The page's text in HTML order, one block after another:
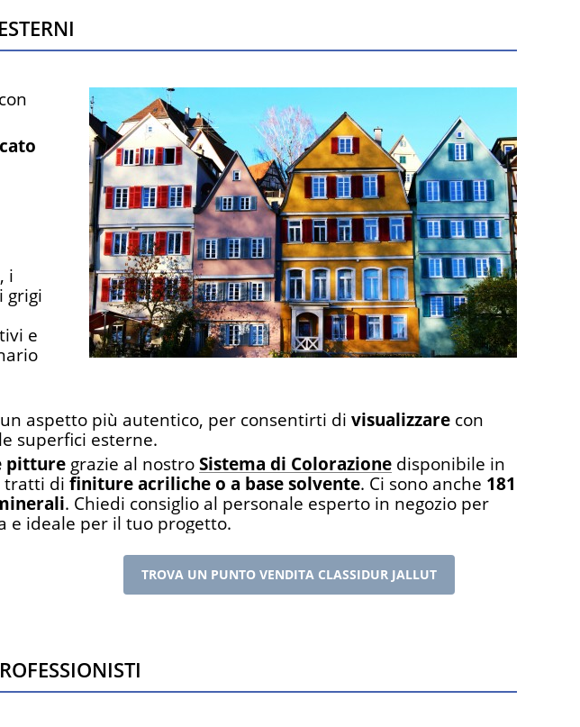
i
grigi
e
aspetto più autentico, per consentirti di visualizzare con
superfici esterne.
pitture grazie al nostroSistema di Colorazione disponibile in
tratti di finiture acriliche o a base solvente. Ci sono anche 181
. Chiedi consiglio al personale esperto in negozio per
e ideale per il tuo progetto.
TROVA UN PUNTO VENDITA CLASSIDUR JALLUT